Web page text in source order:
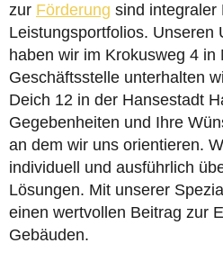
zur Förderung sind integraler
Leistungsportfolios. Unseren
haben wir im Krokusweg 4 in
Geschäftsstelle unterhalten
Deich 12 in der Hansestadt
Gegebenheiten und Ihre
an dem wir uns orientieren.
individuell und ausführlich
Lösungen. Mit unserer
einen wertvollen Beitrag zur
Gebäuden.